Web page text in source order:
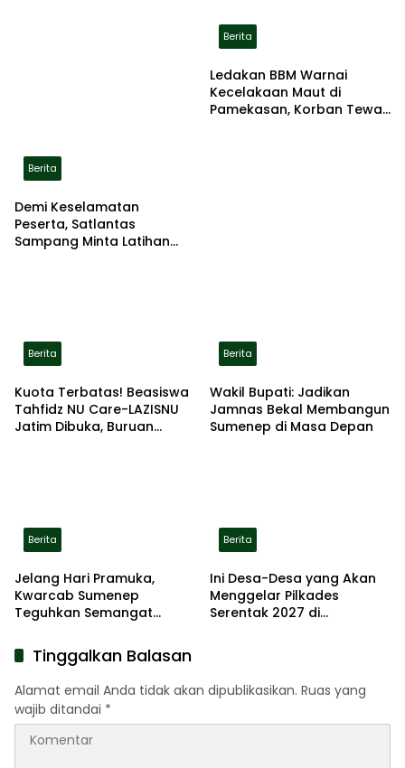
Berita
Demi Keselamatan
Peserta, Satlantas
Sampang Minta Latihan
Berita
Ledakan BBM Warnai
Kecelakaan Maut di
Pamekasan, Korban Tewas
Berita
Kuota Terbatas! Beasiswa
Tahfidz NU Care-LAZISNU
Jatim Dibuka, Buruan
Berita
Wakil Bupati: Jadikan
Jamnas Bekal Membangun
Sumenep di Masa Depan
Berita
Jelang Hari Pramuka,
Kwarcab Sumenep
Teguhkan Semangat
Pahlawan
Berita
Ini Desa-Desa yang Akan
Menggelar Pilkades
Serentak 2027 di
Tinggalkan Balasan
Alamat email Anda tidak akan dipublikasikan. Ruas yang
wajib ditandai *